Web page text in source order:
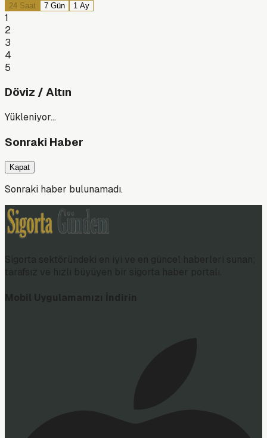
24 Saat 7 Gün 1 Ay
1
2
3
4
5
Döviz / Altın
Yükleniyor…
Sonraki Haber
Kapat
Sonraki haber bulunamadı.